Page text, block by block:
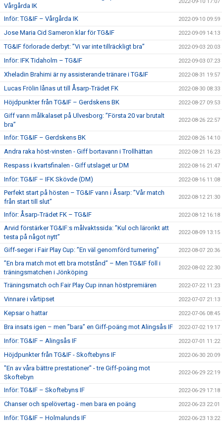
Vårgårda IK
Inför: TG&IF – Vårgårda IK 2022-09-10 09:59
Jose Maria Cid Sameron klar för TG&IF 2022-09-09 14:13
TG&IF förlorade derbyt: ”Vi var inte tillräckligt bra” 2022-09-03 20:03
Inför: IFK Tidaholm – TG&IF 2022-09-03 07:23
Xheladin Brahimi är ny assisterande tränare i TG&IF 2022-08-31 19:57
Lucas Frölin lånas ut till Åsarp-Trädet FK 2022-08-30 08:33
Höjdpunkter från TG&IF – Gerdskens BK 2022-08-27 09:53
Giff vann målkalaset på Ulvesborg: ”Första 20 var brutalt
bra”
2022-08-26 22:57
Inför: TG&IF – Gerdskens BK 2022-08-26 14:10
Andra raka höst-vinsten - Giff bortavann i Trollhättan 2022-08-21 16:23
Respass i kvartsfinalen - Giff utslaget ur DM 2022-08-16 21:47
Inför: TG&IF – IFK Skövde (DM) 2022-08-16 11:08
Perfekt start på hösten – TG&IF vann i Åsarp: ”Vår match
från start till slut”
2022-08-12 21:30
Inför: Åsarp-Trädet FK – TG&IF 2022-08-12 16:18
Arvid förstärker TG&IF:s målvaktssida: ”Kul och lärorikt att
testa på något nytt”
2022-08-09 13:15
Giff-seger i Fair Play Cup: ”En väl genomförd turnering” 2022-08-07 20:36
”En bra match mot ett bra motstånd” – Men TG&IF föll i
träningsmatchen i Jönköping
2022-08-02 22:30
Träningsmatch och Fair Play Cup innan höstpremiären 2022-07-22 11:23
Vinnare i vårtipset 2022-07-07 21:13
Kepsar o hattar 2022-07-06 08:45
Bra insats igen – men ”bara” en Giff-poäng mot Alingsås IF 2022-07-02 19:17
Inför: TG&IF – Alingsås IF 2022-07-01 11:22
Höjdpunkter från TG&IF - Skoftebyns IF 2022-06-30 20:09
"En av våra bättre prestationer" - tre Giff-poäng mot
Skoftebyn
2022-06-29 22:19
Inför: TG&IF – Skoftebyns IF 2022-06-29 17:18
Chanser och spelövertag - men bara en poäng 2022-06-23 22:01
Inför: TG&IF – Holmalunds IF 2022-06-23 13:22